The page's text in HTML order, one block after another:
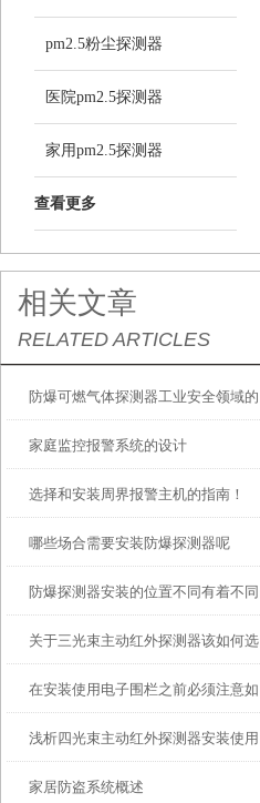
pm2.5粉尘探测器
医院pm2.5探测器
家用pm2.5探测器
查看更多
相关文章
RELATED ARTICLES
防爆可燃气体探测器工业安全领域的
重要设备
家庭监控报警系统的设计
选择和安装周界报警主机的指南！
哪些场合需要安装防爆探测器呢
防爆探测器安装的位置不同有着不同
的安装规范
关于三光束主动红外探测器该如何选
购
在安装使用电子围栏之前必须注意如
下事项
浅析四光束主动红外探测器安装使用
注意事项
家居防盗系统概述